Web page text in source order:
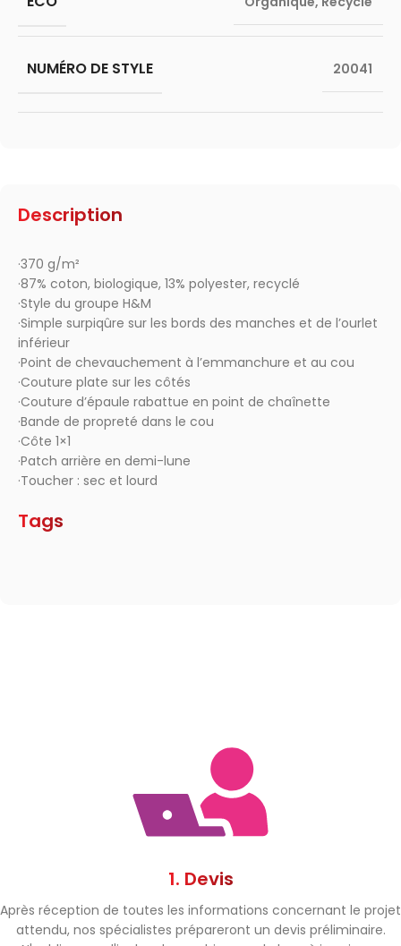
Description
·370 g/m²
·87% coton, biologique, 13% polyester, recyclé
·Style du groupe H&M
·Simple surpiqûre sur les bords des manches et de l’ourlet
inférieur
·Point de chevauchement à l’emmanchure et au cou
·Couture plate sur les côtés
·Couture d’épaule rabattue en point de chaînette
·Bande de propreté dans le cou
·Côte 1×1
·Patch arrière en demi-lune
·Toucher : sec et lourd
Tags
NUMÉRO DE STYLE 20041
1. Devis
Après réception de toutes les informations concernant le projet
attendu, nos spécialistes prépareront un devis préliminaire.